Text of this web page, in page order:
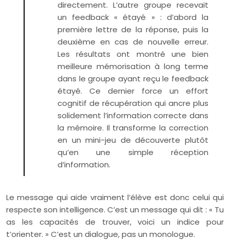
directement. L’autre groupe recevait
un feedback « étayé » : d’abord la
première lettre de la réponse, puis la
deuxième en cas de nouvelle erreur.
Les résultats ont montré une bien
meilleure mémorisation à long terme
dans le groupe ayant reçu le feedback
étayé. Ce dernier force un effort
cognitif de récupération qui ancre plus
solidement l’information correcte dans
la mémoire. Il transforme la correction
en un mini-jeu de découverte plutôt
qu’en une simple réception
d’information.
Le message qui aide vraiment l’élève est donc celui qui
respecte son intelligence. C’est un message qui dit : « Tu
as les capacités de trouver, voici un indice pour
t’orienter. » C’est un dialogue, pas un monologue.